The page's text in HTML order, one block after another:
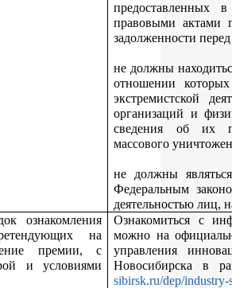
предоставленных
правовыми актами
задолженности
не должны
отношении
экстремистской
организаций и
сведения об их
массового
не должны
Федеральным
деятельностью лиц,
ознакомления
на
премии, с
и условиями
Ознакомиться с
можно на
управления
Новосибирска в
sibirsk.ru/dep/industry-